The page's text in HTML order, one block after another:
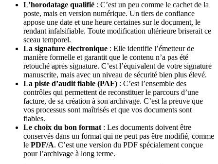
L’horodatage qualifié : C’est un peu comme le cachet de la
poste, mais en version numérique. Un tiers de confiance
appose une date et une heure certaines sur le document, le
rendant infalsifiable. Toute modification ultérieure briserait ce
sceau temporel.
La signature électronique : Elle identifie l’émetteur de
manière formelle et garantit que le contenu n’a pas été
retouché après signature. C’est l’équivalent de votre signature
manuscrite, mais avec un niveau de sécurité bien plus élevé.
La piste d’audit fiable (PAF) : C’est l’ensemble des
contrôles qui permettent de reconstituer le parcours d’une
facture, de sa création à son archivage. C’est la preuve que
vos processus sont maîtrisés et que vos documents sont
fiables.
Le choix du bon format : Les documents doivent être
conservés dans un format qui ne peut pas être modifié, comme
le PDF/A. C’est une version du PDF spécialement conçue
pour l’archivage à long terme.